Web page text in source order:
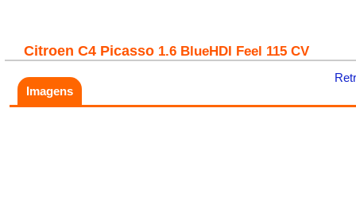
Citroen C4 Picasso 1.6 BlueHDI Feel 115 CV
Imagens